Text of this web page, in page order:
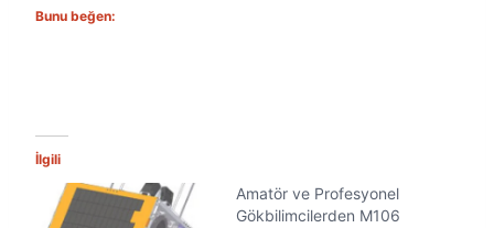
Bunu beğen:
İlgili
Amatör ve Profesyonel
Gökbilimcilerden M106